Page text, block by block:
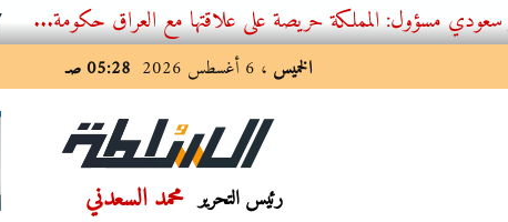
حريصة على علاقتها مع العراق حكومة...
الخميس ، 6 أغسطس 2026 05:28 صـ
رئيس التحرير محمد السعدني